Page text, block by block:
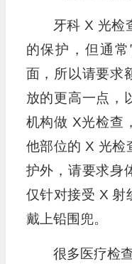
牙科 X 光检
的保护，但通
面，所以请要求
放的更高一点，
机构做 X光检查
他部位的 X 光检
护外，请要求身
仅针对接受 X 射
戴上铅围兜。
很多医疗检